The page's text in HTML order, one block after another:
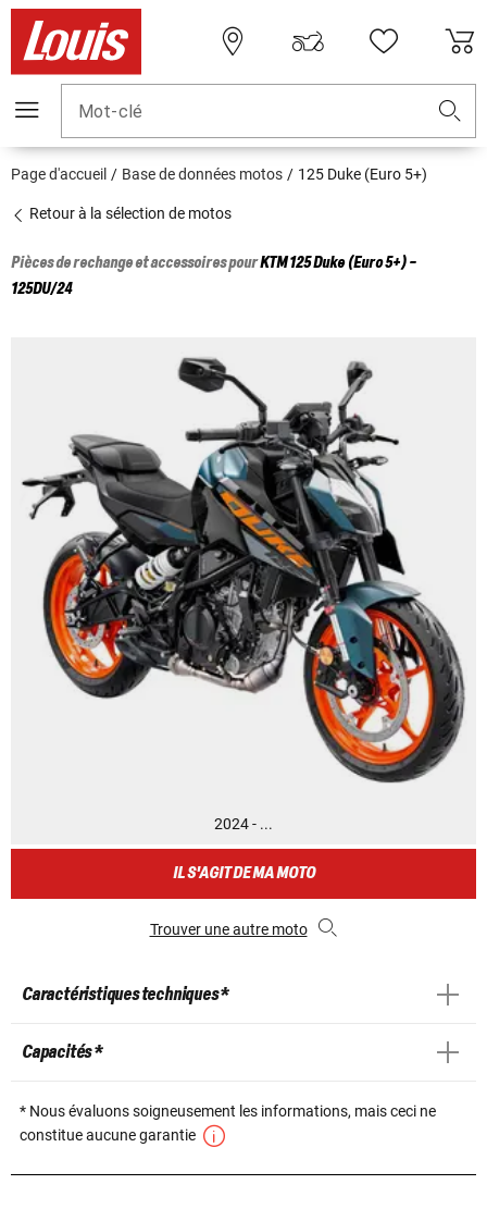
Mot-clé
Page d'accueil Base de données motos 125 Duke (Euro 5+)
Retour à la sélection de motos
Pièces de rechange et accessoires pourKTM125 Duke (Euro 5+) -
125DU/24
2024 - ...
IL S'AGIT DE MA MOTO
Trouver une autre moto
Caractéristiques techniques *
Capacités *
* Nous évaluons soigneusement les informations, mais ceci ne
constitue aucune garantie